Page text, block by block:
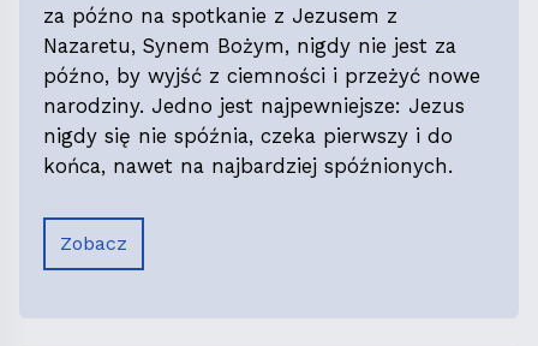
za późno na spotkanie z Jezusem z
Nazaretu, Synem Bożym, nigdy nie jest za
późno, by wyjść z ciemności i przeżyć nowe
narodziny. Jedno jest najpewniejsze: Jezus
nigdy się nie spóźnia, czeka pierwszy i do
końca, nawet na najbardziej spóźnionych.
Zobacz